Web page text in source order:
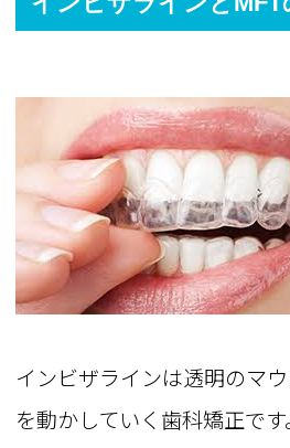
インビザラインは透明のマ
を動かしていく歯科矯正です